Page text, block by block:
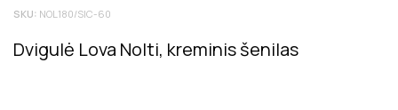
SKU: NOL180/SIC-60
Dvigulė Lova Nolti, kreminis šenilas